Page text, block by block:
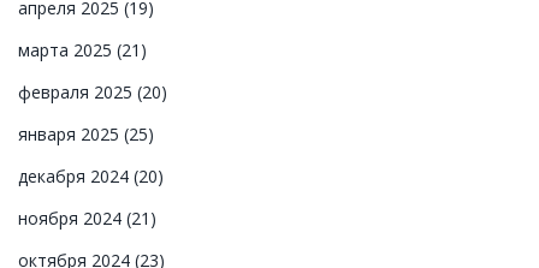
апреля 2025 (19)
марта 2025 (21)
февраля 2025 (20)
января 2025 (25)
декабря 2024 (20)
ноября 2024 (21)
октября 2024 (23)